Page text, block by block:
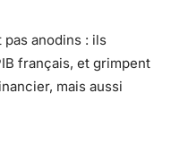
pas anodins : ils
français, et grimpent
mais aussi